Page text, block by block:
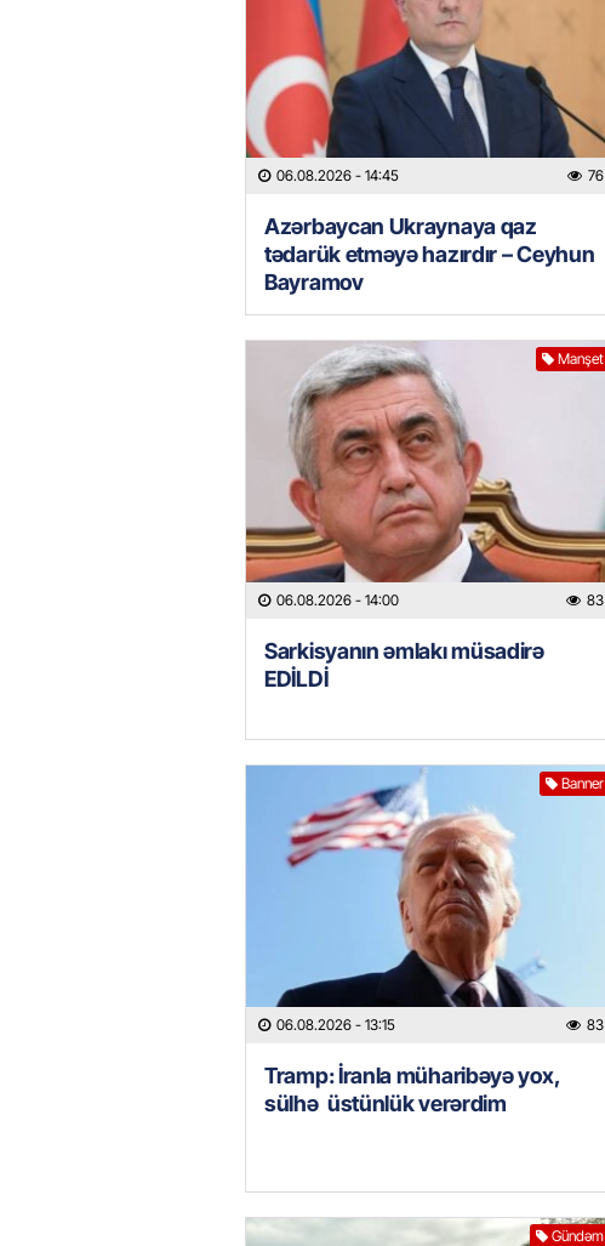
06.08.2026 - 14:45 76
Azərbaycan Ukraynaya qaz
tədarük etməyə hazırdır – Ceyhun
Bayramov
Manşet
06.08.2026 - 14:00 83
Sarkisyanın əmlakı müsadirə
EDİLDİ
Banner
06.08.2026 - 13:15 83
Tramp: İranla müharibəyə yox,
sülhə üstünlük verərdim
Gündəm